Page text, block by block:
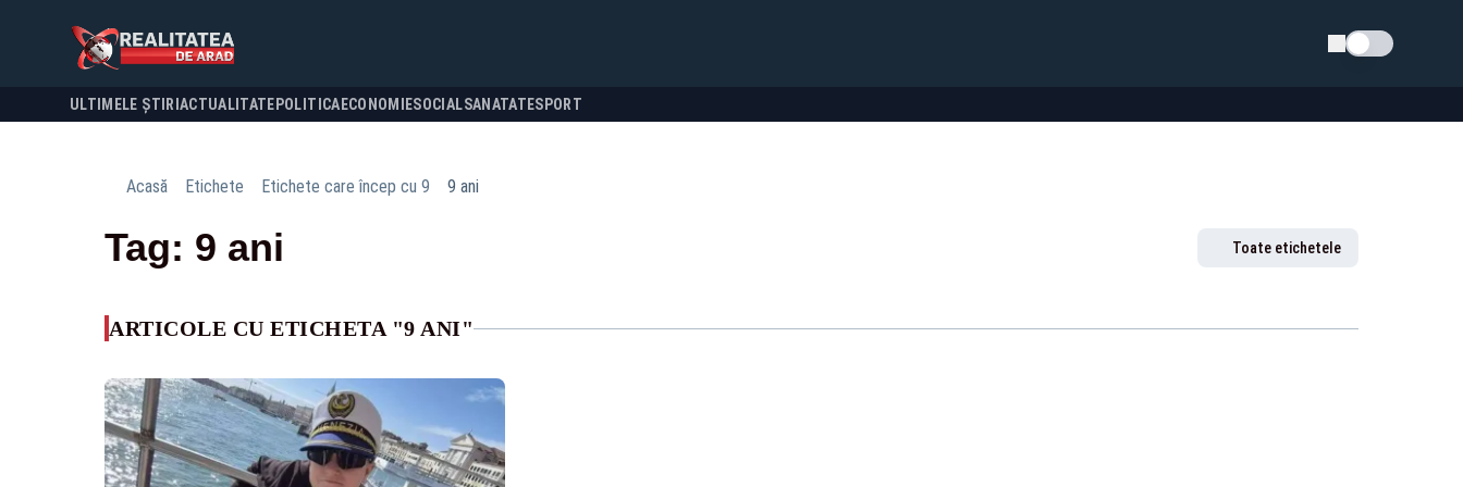
Schimba tema
ULTIMELE ȘTIRI ACTUALITATE POLITICA ECONOMIESOCIALSANATATESPORT
Acasă Etichete Etichete care încep cu 9 9 ani
Tag: 9 ani Toate etichetele
ARTICOLE CU ETICHETA "9 ANI"